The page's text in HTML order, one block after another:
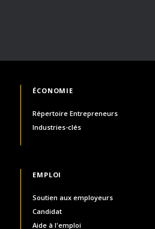
ÉCONOMIE
Répertoire Entrepreneurs
Industries-clés
EMPLOI
Soutien aux employeurs
Candidat
Aide à l'emploi